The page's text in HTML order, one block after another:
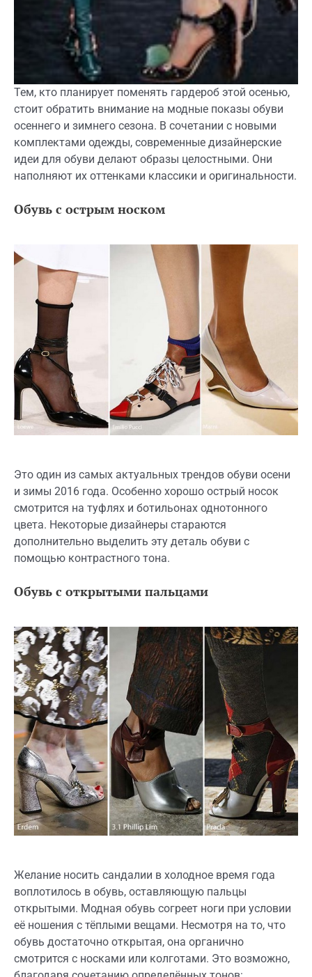
Тем, кто планирует поменять гардероб этой осенью,
стоит обратить внимание на модные показы обуви
осеннего и зимнего сезона. В сочетании с новыми
комплектами одежды, современные дизайнерские
идеи для обуви делают образы целостными. Они
наполняют их оттенками классики и оригинальности.
Обувь с острым носком
Это один из самых актуальных трендов обуви осени
и зимы 2016 года. Особенно хорошо острый носок
смотрится на туфлях и ботильонах однотонного
цвета. Некоторые дизайнеры стараются
дополнительно выделить эту деталь обуви с
помощью контрастного тона.
Обувь с открытыми пальцами
Желание носить сандалии в холодное время года
воплотилось в обувь, оставляющую пальцы
открытыми. Модная обувь согреет ноги при условии
её ношения с тёплыми вещами. Несмотря на то, что
обувь достаточно открытая, она органично
смотрится с носками или колготами. Это возможно,